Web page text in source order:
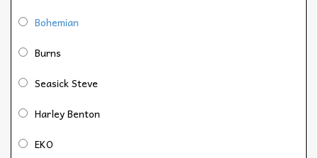
Bohemian
Burns
Seasick Steve
Harley Benton
EKO